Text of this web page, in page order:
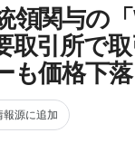
領関与の
取引所で
も価格下落
源に追加